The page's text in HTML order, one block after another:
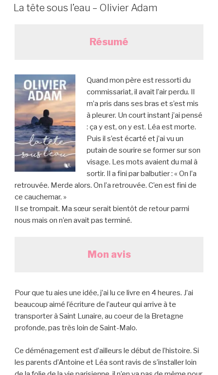
LE
La tête sous l’eau – Olivier Adam
Résumé
Quand mon père est ressorti du
commissariat, il avait l’air perdu. Il
m’a pris dans ses bras et s’est mis
à pleurer. Un court instant j’ai pensé
: ça y est, on y est. Léa est morte.
Puis il s’est écarté et j’ai vu un
putain de sourire se former sur son
visage. Les mots avaient du mal à
sortir. Il a fini par balbutier : « On l’a
retrouvée. Merde alors. On l’a retrouvée. C’en est fini de
ce cauchemar. »
Il se trompait. Ma sœur serait bientôt de retour parmi
nous mais on n’en avait pas terminé.
Mon avis
Pour que tu aies une idée, j’ai lu ce livre en 4 heures. J’ai
beaucoup aimé l’écriture de l’auteur qui arrive à te
transporter à Saint Lunaire, au coeur de la Bretagne
profonde, pas très loin de Saint-Malo.
Ce déménagement est d’ailleurs le début de l’histoire. Si
les parents d’Antoine et Léa sont ravis de s’installer loin